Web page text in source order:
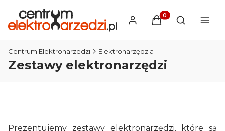
Produkty w
Otwórz
Centrum Elektronarzedzi Elektronarzędzia
Zestawy elektronarzędzi
Prezentujemy zestawy elektronarzędzi, które są